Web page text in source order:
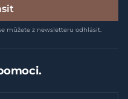
můžete z newsletteru odhlásit.